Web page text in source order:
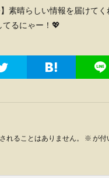
】素晴らしい情報を届けて
るにゃー！💖
れることはありません。 ※ が付